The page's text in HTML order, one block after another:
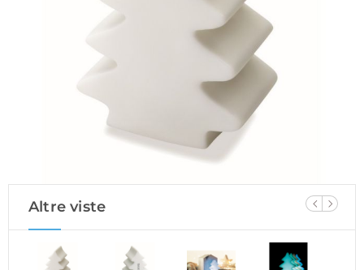
Altre viste